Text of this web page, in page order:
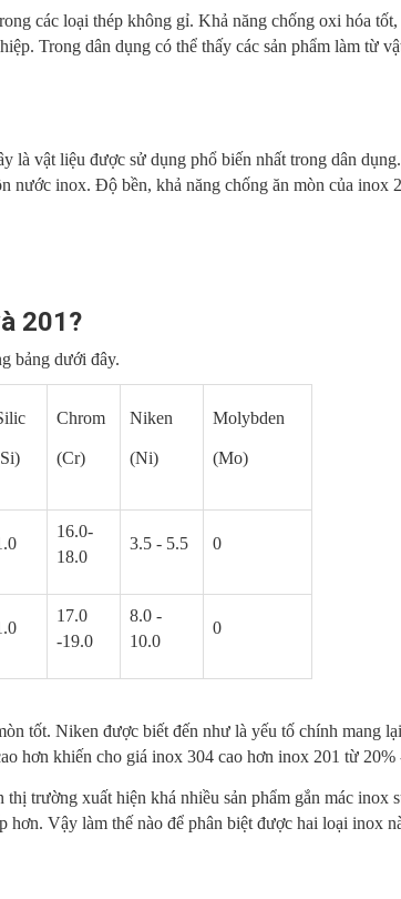
các loại thép không gỉ. Khả năng chống oxi hóa
Trong dân dụng có thể thấy các sản phẩm làm từ
vật liệu được sử dụng phổ biến nhất trong dân
nước inox. Độ bền, khả năng chống ăn mòn của inox
201?
bảng dưới đây.
Chrom
(Cr)
Niken
(Ni)
Molybden
(Mo)
16.0-
18.0
3.5 - 5.5 0
17.0
-19.0
8.0 -
10.0
0
tốt. Niken được biết đến như là yếu tố chính mang
hơn khiến cho giá inox 304 cao hơn inox 201 từ 20%
trường xuất hiện khá nhiều sản phẩm gắn mác inox
Vậy làm thế nào để phân biệt được hai loại inox